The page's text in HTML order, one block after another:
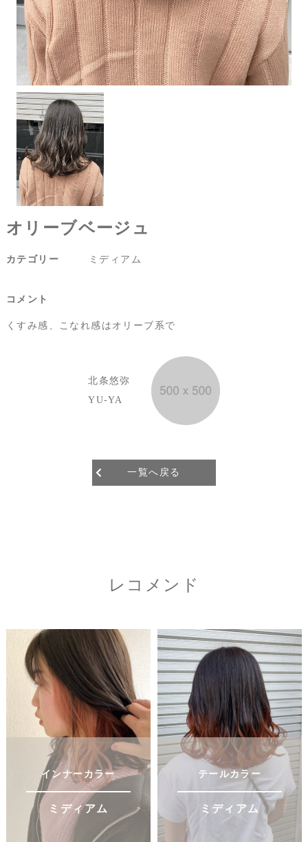
オリーブベージュ
カテゴリー ミディアム
コメント
くすみ感、こなれ感はオリーブ系で
北条悠弥
YU-YA
一覧へ戻る
レコメンド
インナーカラー
ミディアム
テールカラー
ミディアム